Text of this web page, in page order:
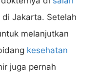
Jakarta. Setelah
melanjutkan
kesehatan
juga pernah